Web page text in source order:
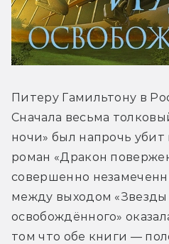
Питеру Гамильтону в
Сначала весьма
ночи» был напрочь
роман «Дракон
совершенно
между выходом
освобождённого»
том что обе книги —